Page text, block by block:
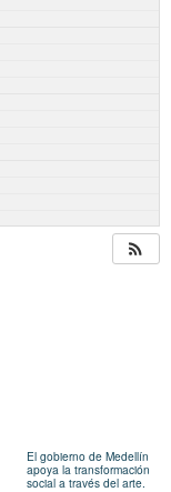
El gobierno de Medellín
apoya la transformación
social a través del arte.